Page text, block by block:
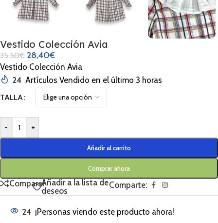
Vestido Colección Avia
35,50€ 28,40€
Vestido Colección Avia
24 Artículos Vendido en el último 3 horas
TALLA
- +
Añadir al carrito
Comprar ahora
CompararAñadir a la lista de
deseos
Comparte:
24 ¡Personas viendo este producto ahora!